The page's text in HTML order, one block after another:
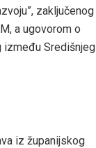
zaključenog
a ugovorom o
između Središnjeg
iz županijskog